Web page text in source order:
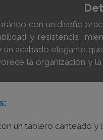
con un diseño
y resistencia,
un acabado elegante
la organización y
un tablero canteado